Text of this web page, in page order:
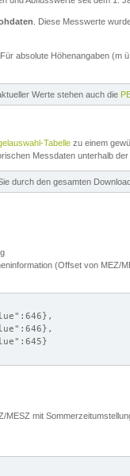
. Diese Messwerte
. Für absolute Höhenangaben (m
Werte stehen auch die
Tabelle zu einem
Messdaten unterhalb der
durch den gesamten
(Offset von MEZ/
MESZ mit